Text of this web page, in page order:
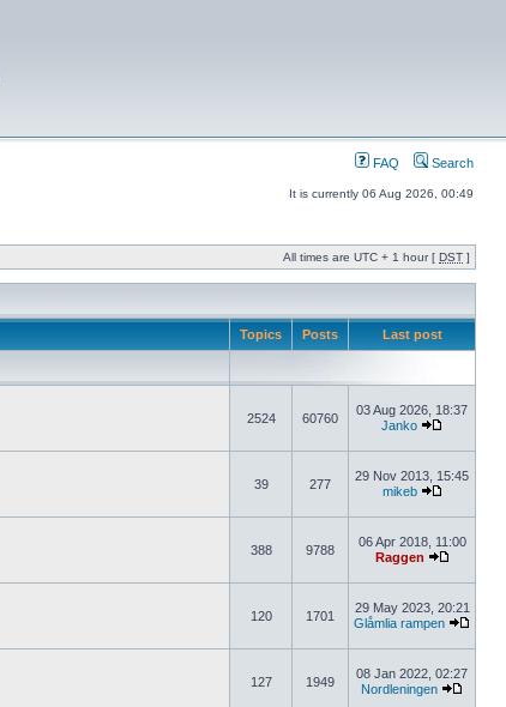
FAQ Search
It is currently 06 Aug 2026, 00:49
All times are UTC + 1 hour [ DST ]
Topics Posts Last post
2524 60760
03 Aug 2026, 18:37
Janko
39 277
29 Nov 2013, 15:45
mikeb
388 9788
06 Apr 2018, 11:00
Raggen
120 1701
29 May 2023, 20:21
Glåmlia rampen
127 1949
08 Jan 2022, 02:27
Nordleningen